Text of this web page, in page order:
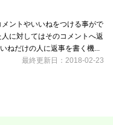
ントやいいねをつける事がで
に対してはそのコメントへ返
ねだけの人に返事を書く機...
最終更新日：2018-02-23